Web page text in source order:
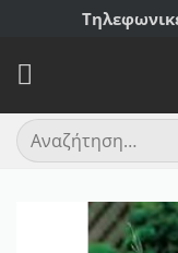
Μετάβαση
περιεχόμενο
Αναζήτηση
για: